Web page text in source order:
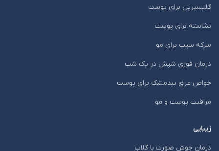
گلیسیرین برای پوست
نشاسته برای پوست
سرکه سیب برای مو
درمان فوری شپش در یک شب
خواص عرق بیدمشک برای پوست
مراقبت پوست و مو
زیبایی
درمان جوش صورت با گلاب